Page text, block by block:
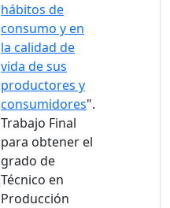
hábitos de
consumo y en
la calidad de
vida de sus
productores y
consumidores".
Trabajo Final
para obtener el
grado de
Técnico en
Producción